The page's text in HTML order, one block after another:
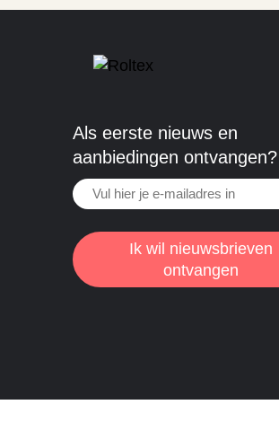
Als eerste nieuws en
aanbiedingen ontvangen?
Ik wil nieuwsbrieven
ontvangen